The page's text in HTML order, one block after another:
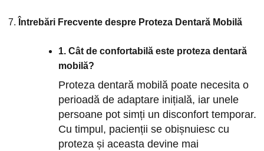
Întrebări Frecvente despre Proteza Dentară Mobilă
1. Cât de confortabilă este proteza dentară
mobilă?
Proteza dentară mobilă poate necesita o
perioadă de adaptare inițială, iar unele
persoane pot simți un disconfort temporar.
Cu timpul, pacienții se obișnuiesc cu
proteza și aceasta devine mai